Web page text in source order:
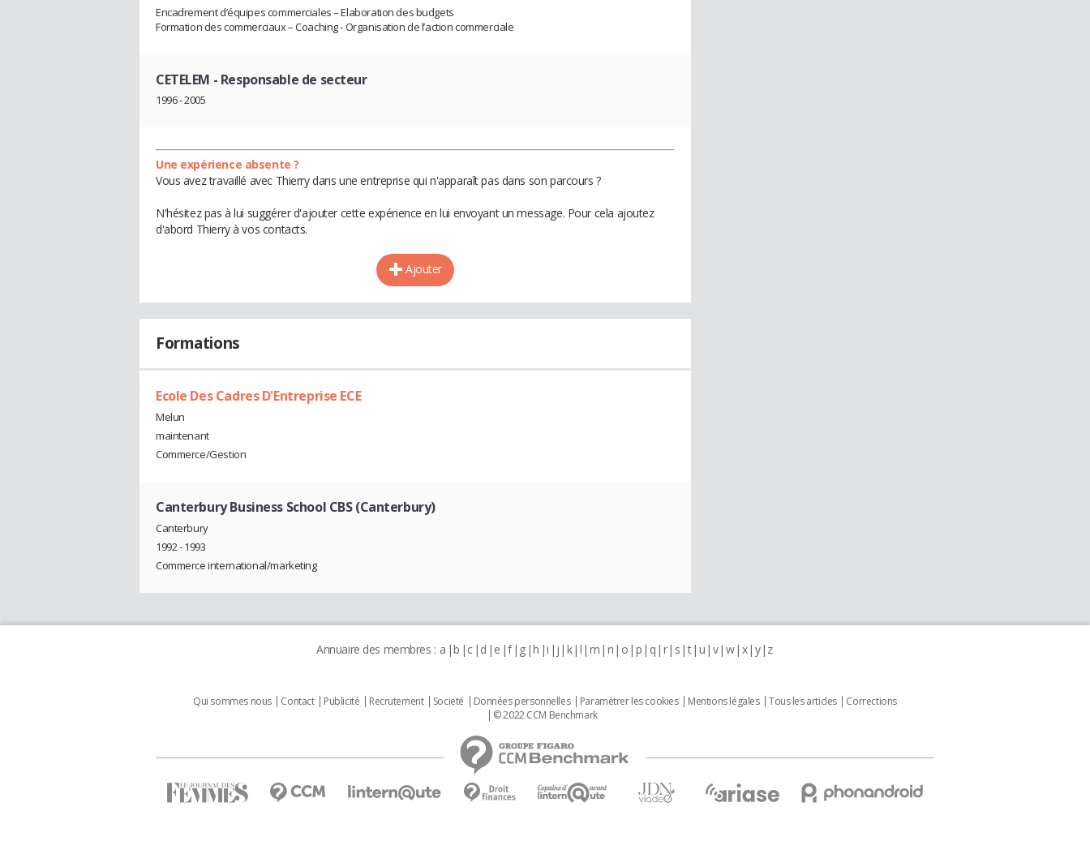
Encadrement d’équipes commerciales – Elaboration des budgets
Formation des commerciaux – Coaching - Organisation de l’action commerciale
CETELEM - Responsable de secteur
1996 - 2005
Une expérience absente ?
Vous avez travaillé avec Thierry dans une entreprise qui n'apparaît pas dans son parcours ?
N'hésitez pas à lui suggérer d'ajouter cette expérience en lui envoyant un message. Pour cela ajoutez
d'abord Thierry à vos contacts.
Ajouter
Formations
Ecole Des Cadres D'Entreprise ECE
Melun
maintenant
Commerce/Gestion
Canterbury Business School CBS (Canterbury)
Canterbury
1992 - 1993
Commerce international/marketing
Annuaire des membres : a b c d e f g h i j k l m n o p q r s t u v w x y z
Qui sommes nous Contact Publicité Recrutement Societé Données personnelles Paramétrer les cookies Mentions légales Tous les articles
Corrections
© 2022 CCM Benchmark